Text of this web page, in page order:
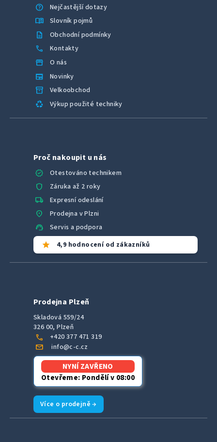
help
Nejčastější dotazy
menu_book Slovník pojmů
description Obchodní podmínky
call Kontakty
storefront O nás
newspaper Novinky
inventory_2 Velkoobchod
recycling Výkup použité techniky
Proč nakoupit u nás
verified
Otestováno technikem
shield Záruka až 2 roky
local_shipping Expresní odeslání
location_on Prodejna v Plzni
support_agent Servis a podpora
star 4,9 hodnocení od zákazníků
Prodejna Plzeň
Skladová 559/24
326 00, Plzeň
call +420 377 471 319
mail info@c-c.cz
NYNÍ ZAVŘENO
Otevřeme: Pondělí v 08:00
Více o prodejně →